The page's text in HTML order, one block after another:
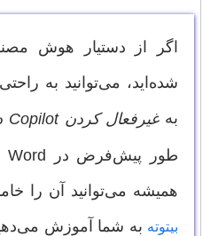
اگر از دستیار هوش
شده‌اید، می‌توانید به
بهغیرفعال کردن Copilot در ورد
همیشه می‌توانید آن را
بیتوته به شما آموزش